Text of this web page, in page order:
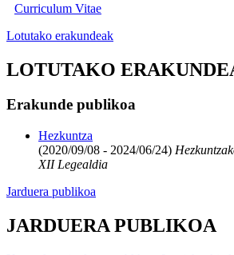
Curriculum Vitae
Lotutako erakundeak
LOTUTAKO
Erakunde publikoa
Hezkuntza
(2020/09/08 - 2024/06/24)
XII Legealdia
Jarduera publikoa
JARDUERA PUBLIKOA